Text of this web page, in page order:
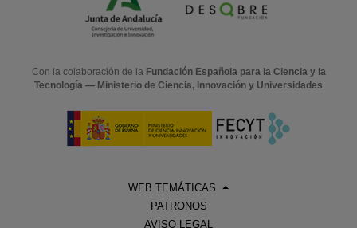
Con la colaboración de la Fundación Española para la Ciencia y la
Tecnología — Ministerio de Ciencia, Innovación y Universidades
WEB TEMÁTICAS
PATRONOS
AVISO LEGAL